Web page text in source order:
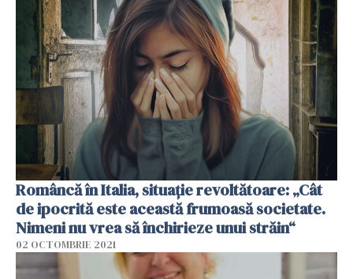
Româncă în Italia, situație revoltătoare: „Cât
de ipocrită este această frumoasă societate.
Nimeni nu vrea să închirieze unui străin“
02 OCTOMBRIE 2021